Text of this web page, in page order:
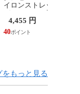
イロンストレッチ テー
ワイルド
4,455 円
40
をもっと見る